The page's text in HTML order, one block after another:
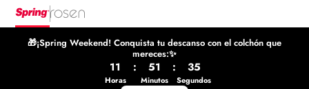
🎁¡Spring Weekend! Conquista tu descanso con el colchón que
mereces:✨
11
Horas
: 51
Minutos
: 35
Segundos